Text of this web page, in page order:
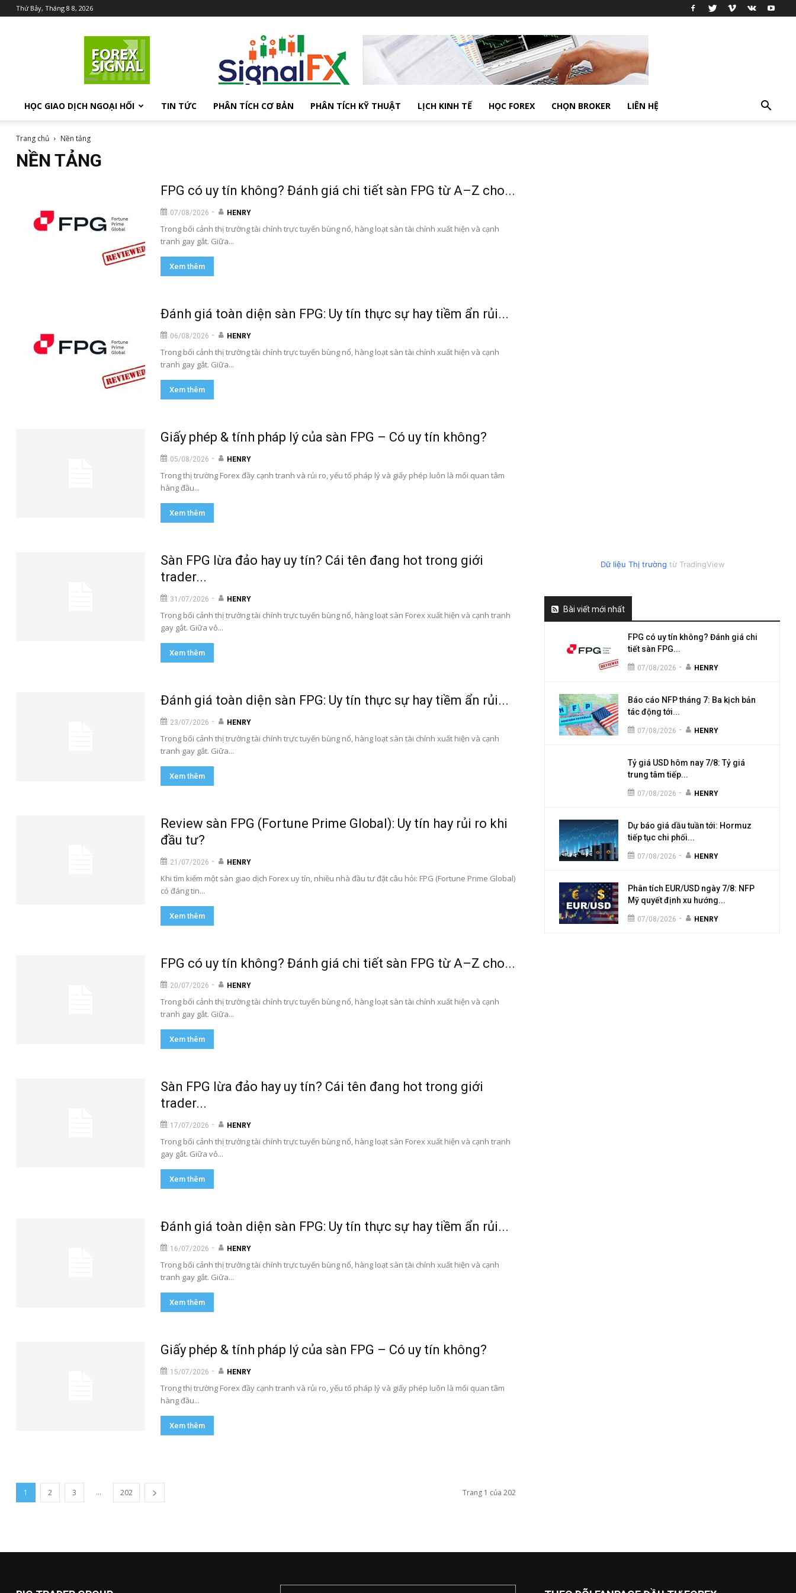
Thứ Bảy, Tháng 8 8, 2026
HỌC GIAO DỊCH NGOẠI HỐI
TIN TỨC PHÂN TÍCH CƠ BẢN PHÂN TÍCH KỸ THUẬT LỊCH KINH TẾ HỌC FOREX CHỌN BROKER LIÊN HỆ
Trang chủ Nền tảng
NỀN TẢNG
FPG có uy tín không? Đánh giá chi tiết sàn FPG từ A–Z cho...
07/08/2026 - HENRY
Trong bối cảnh thị trường tài chính trực tuyến bùng nổ, hàng loạt sàn tài chính xuất hiện và cạnh
tranh gay gắt. Giữa...
Xem thêm
Đánh giá toàn diện sàn FPG: Uy tín thực sự hay tiềm ẩn rủi...
06/08/2026 - HENRY
Trong bối cảnh thị trường tài chính trực tuyến bùng nổ, hàng loạt sàn tài chính xuất hiện và cạnh
tranh gay gắt. Giữa...
Xem thêm
Giấy phép & tính pháp lý của sàn FPG – Có uy tín không?
05/08/2026 - HENRY
Trong thị trường Forex đầy cạnh tranh và rủi ro, yếu tố pháp lý và giấy phép luôn là mối quan tâm
hàng đầu...
Xem thêm
Sàn FPG lừa đảo hay uy tín? Cái tên đang hot trong giới
trader...
31/07/2026 - HENRY
Trong bối cảnh thị trường tài chính trực tuyến bùng nổ, hàng loạt sàn Forex xuất hiện và cạnh tranh
gay gắt. Giữa vô...
Xem thêm
Đánh giá toàn diện sàn FPG: Uy tín thực sự hay tiềm ẩn rủi...
23/07/2026 - HENRY
Trong bối cảnh thị trường tài chính trực tuyến bùng nổ, hàng loạt sàn tài chính xuất hiện và cạnh
tranh gay gắt. Giữa...
Xem thêm
Review sàn FPG (Fortune Prime Global): Uy tín hay rủi ro khi
đầu tư?
21/07/2026 - HENRY
Khi tìm kiếm một sàn giao dịch Forex uy tín, nhiều nhà đầu tư đặt câu hỏi: FPG (Fortune Prime Global)
có đáng tin...
Xem thêm
FPG có uy tín không? Đánh giá chi tiết sàn FPG từ A–Z cho...
20/07/2026 - HENRY
Trong bối cảnh thị trường tài chính trực tuyến bùng nổ, hàng loạt sàn tài chính xuất hiện và cạnh
tranh gay gắt. Giữa...
Xem thêm
Sàn FPG lừa đảo hay uy tín? Cái tên đang hot trong giới
trader...
17/07/2026 - HENRY
Trong bối cảnh thị trường tài chính trực tuyến bùng nổ, hàng loạt sàn Forex xuất hiện và cạnh tranh
gay gắt. Giữa vô...
Xem thêm
Đánh giá toàn diện sàn FPG: Uy tín thực sự hay tiềm ẩn rủi...
16/07/2026 - HENRY
Trong bối cảnh thị trường tài chính trực tuyến bùng nổ, hàng loạt sàn tài chính xuất hiện và cạnh
tranh gay gắt. Giữa...
Xem thêm
Giấy phép & tính pháp lý của sàn FPG – Có uy tín không?
15/07/2026 - HENRY
Trong thị trường Forex đầy cạnh tranh và rủi ro, yếu tố pháp lý và giấy phép luôn là mối quan tâm
hàng đầu...
Xem thêm
1 2 3 ... 202 Trang 1 của 202
Dữ liệu Thị trường từ TradingView
Bài viết mới nhất
FPG có uy tín không? Đánh giá chi
tiết sàn FPG...
07/08/2026 - HENRY
Báo cáo NFP tháng 7: Ba kịch bản
tác động tới...
07/08/2026 - HENRY
Tỷ giá USD hôm nay 7/8: Tỷ giá
trung tâm tiếp...
07/08/2026 - HENRY
Dự báo giá dầu tuần tới: Hormuz
tiếp tục chi phối...
07/08/2026 - HENRY
Phân tích EUR/USD ngày 7/8: NFP
Mỹ quyết định xu hướng...
07/08/2026 - HENRY